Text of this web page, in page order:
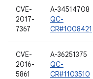
CVE-
2017-
7367
A-34514708
QC-
CR#1008421
CVE-
2016-
5861
A-36251375
QC-
CR#1103510